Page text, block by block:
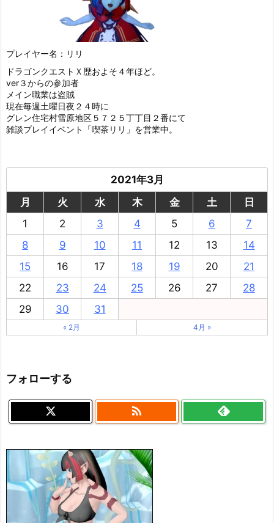
プレイヤー名：リリ
ドラゴンクエストＸ歴およそ４年ほど。
ver３からの参加者
メイン職業は盗賊
現在毎週土曜日夜２４時に
グレン住宅村雪原地区５７２５丁丁目２番にて
雑談プレイイベント「喫茶リリ」を営業中。
2021年3月
月
火 水 木 金 土
日
1
2 3 4 5 6
7
8
9 10 11 12 13
14
15
16 17 18 19 20
21
22
23 24 25 26 27
28
29
30 31
« 2月 4月 »
フォローする
